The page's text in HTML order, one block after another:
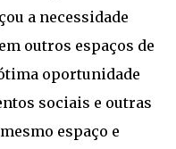
a necessidade
outros espaços de
oportunidade
sociais e outras
espaço e